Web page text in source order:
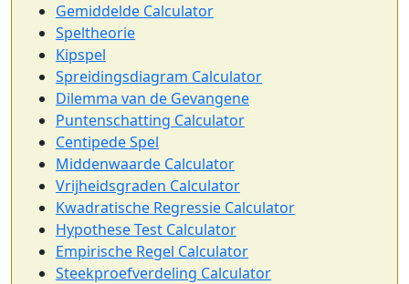
Gemiddelde Calculator
Speltheorie
Kipspel
Spreidingsdiagram Calculator
Dilemma van de Gevangene
Puntenschatting Calculator
Centipede Spel
Middenwaarde Calculator
Vrijheidsgraden Calculator
Kwadratische Regressie Calculator
Hypothese Test Calculator
Empirische Regel Calculator
Steekproefverdeling Calculator